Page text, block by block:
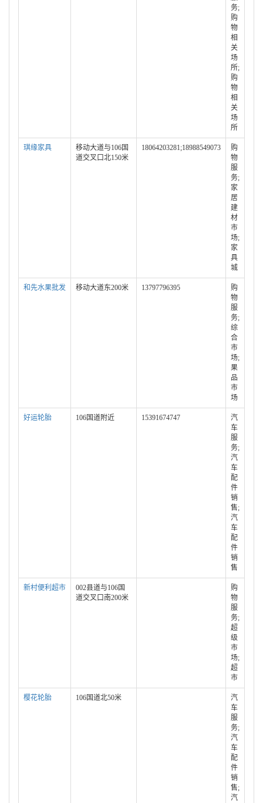
务;
购
物
相
关
场
所;
购
物
相
关
场
所
琪缘家具
移动大道与106国
道交叉口北150米
18064203281;18988549073
购
物
服
务;
家
居
建
材
市
场;
家
具
城
和先水果批发 移动大道东200米 13797796395
购
物
服
务;
综
合
市
场;
果
品
市
场
好运轮胎 106国道附近 15391674747
汽
车
服
务;
汽
车
配
件
销
售;
汽
车
配
件
销
售
新村便利超市
002县道与106国
道交叉口南200米
购
物
服
务;
超
级
市
场;
超
市
樱花轮胎 106国道北50米
汽
车
服
务;
汽
车
配
件
销
售;
汽